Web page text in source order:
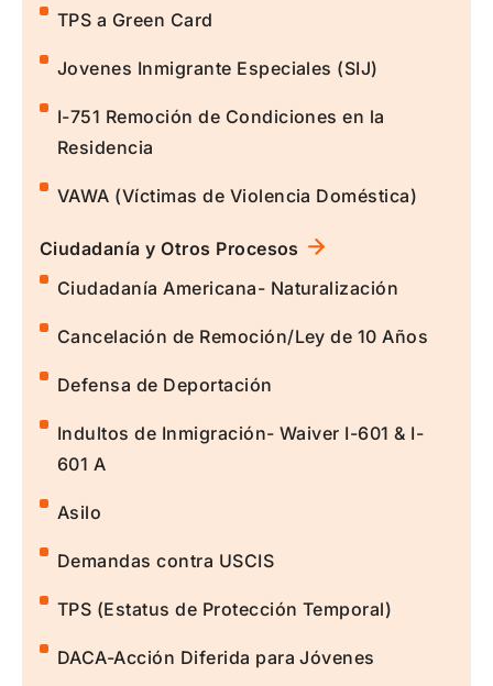
TPS a Green Card
Jovenes Inmigrante Especiales (SIJ)
I-751 Remoción de Condiciones en la
Residencia
VAWA (Víctimas de Violencia Doméstica)
Ciudadanía y Otros Procesos
Ciudadanía Americana- Naturalización
Cancelación de Remoción/Ley de 10 Años
Defensa de Deportación
Indultos de Inmigración- Waiver I-601 & I-
601 A
Asilo
Demandas contra USCIS
TPS (Estatus de Protección Temporal)
DACA-Acción Diferida para Jóvenes